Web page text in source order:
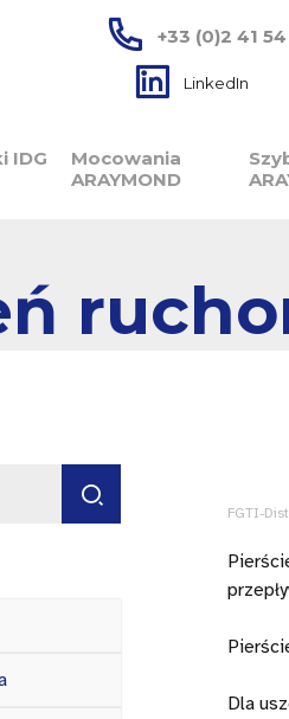
+33 (0)2 41
LinkedIn
IDG
Mocowania
ARAYMOND
FGTI-
Dla